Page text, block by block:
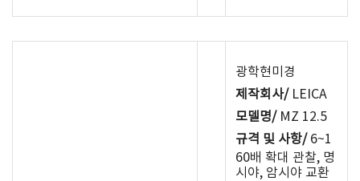
광학현미경
제작회사/LEICA
모델명/MZ 12.5
규격 및 사항/6~1
60배 확대 관찰, 명
시야, 암시야 교환